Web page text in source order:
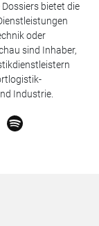
bietet die
oder
sind Inhaber,
Industrie.